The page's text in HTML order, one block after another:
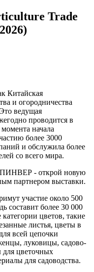
Trade
Китайская
и огородничества
ведущая
проводится в
момента начала
более 3000
и обслужила более
со всего мира.
- открой новую
партнером выставки.
участие около 500
составит более 30 000
категории цветов, такие
листья, цветы
для всей цепочки
, луковицы, садово-
для цветочных
для садоводства.